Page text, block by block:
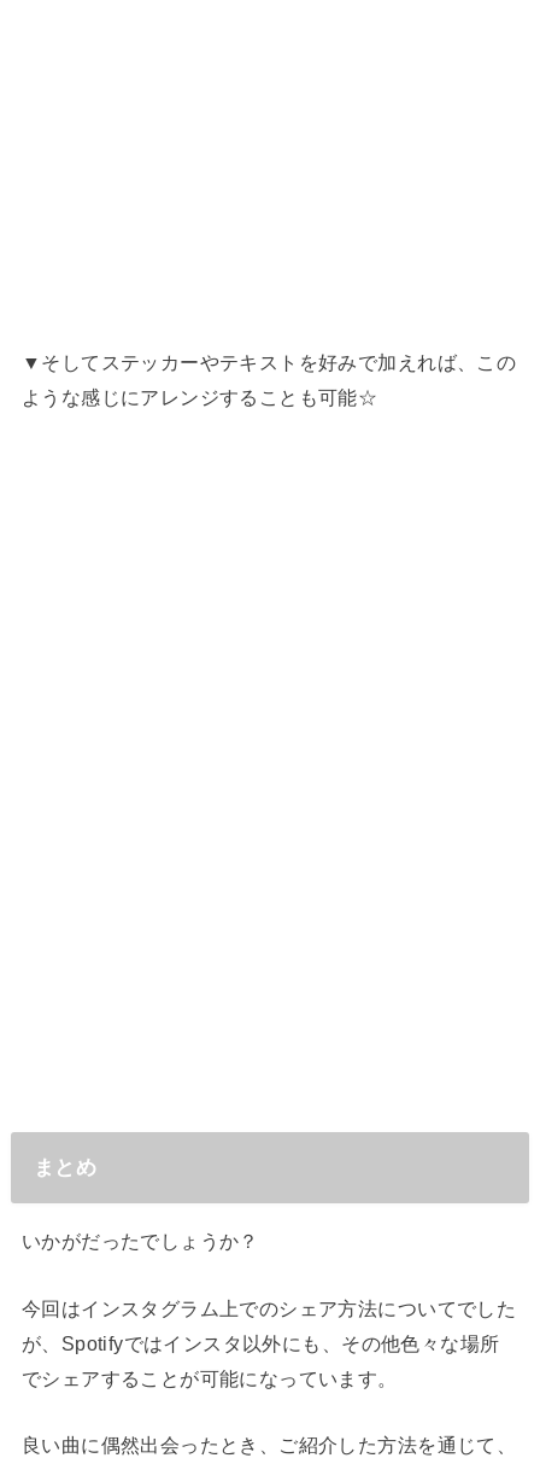
▼そしてステッカーやテキストを好みで加えれば、この
ような感じにアレンジすることも可能☆
まとめ
いかがだったでしょうか？
今回はインスタグラム上でのシェア方法についてでした
が、Spotifyではインスタ以外にも、その他色々な場所
でシェアすることが可能になっています。
良い曲に偶然出会ったとき、ご紹介した方法を通じて、